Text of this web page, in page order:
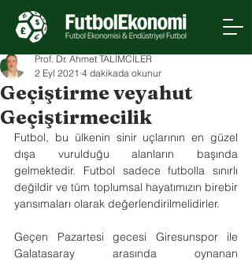
Geçiştirme veyahut
Geçiştirmecilik
Prof. Dr. Ahmet TALİMCİLER
2 Eyl 2021 4 dakikada okunur
Futbol, bu ülkenin sinir uçlarının en güzel
dışa vurulduğu alanların başında
gelmektedir. Futbol sadece futbolla sınırlı
değildir ve tüm toplumsal hayatımızın birebir
yansımaları olarak değerlendirilmelidirler.
Geçen Pazartesi gecesi Giresunspor ile
Galatasaray arasında oynanan